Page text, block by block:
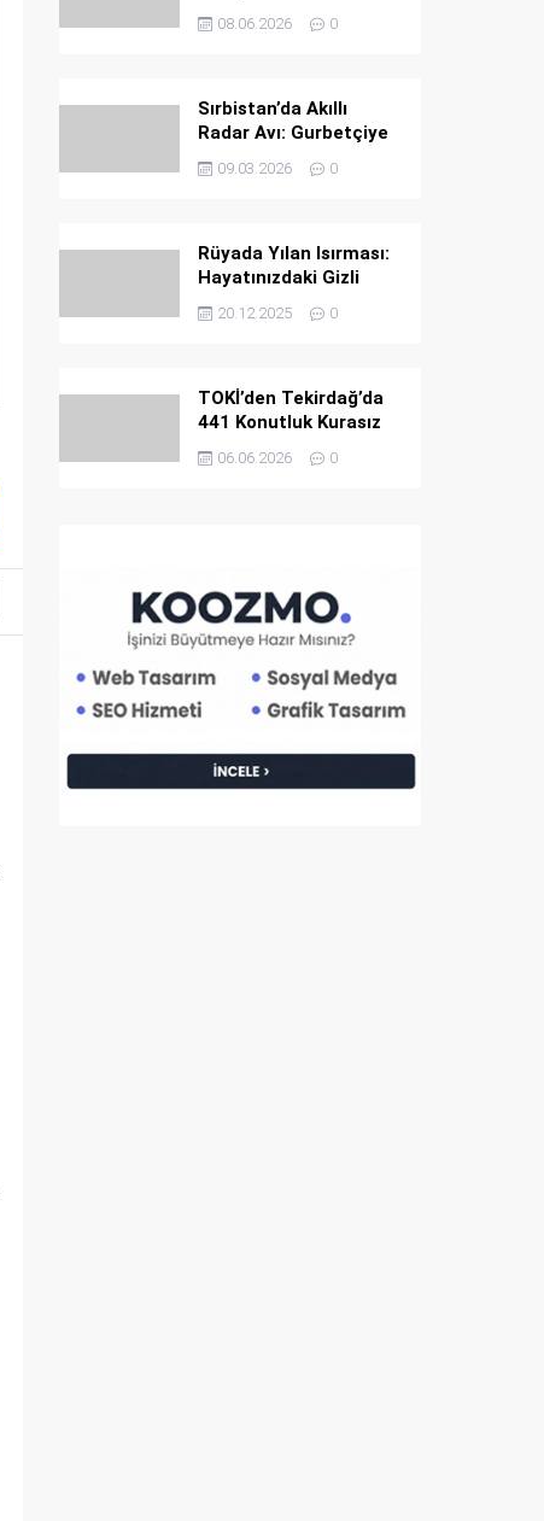
Konut Fırsatı
08.06.2026 0
Sırbistan’da Akıllı
Radar Avı: Gurbetçiye
Ağır Ceza
09.03.2026 0
Rüyada Yılan Isırması:
Hayatınızdaki Gizli
Tehlikeler ve Büyük
Uyarılar
20.12.2025 0
TOKİ’den Tekirdağ’da
441 Konutluk Kurasız
ve Ön Başvurusuz Dev
Satış
06.06.2026 0